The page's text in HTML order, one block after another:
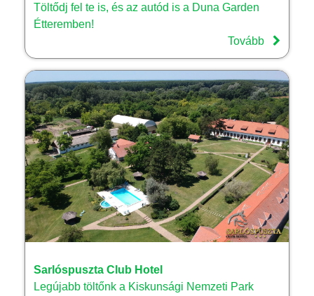
Töltődj fel te is, és az autód is a Duna Garden
Étteremben!
Tovább
Sarlóspuszta Club Hotel
Legújabb töltőnk a Kiskunsági Nemzeti Park